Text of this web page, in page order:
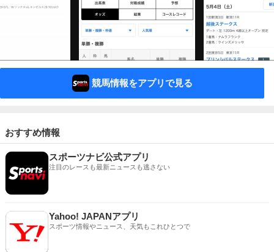
競馬情報をアプリで見る
おすすめ情報
スポーツナビ公式アプリ
注目のレースも最新ニュースも逃さない
Yahoo! JAPANアプリ
スポーツ情報やニュース、天気もこれひとつで